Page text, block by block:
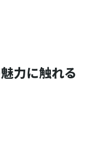
力に触れる